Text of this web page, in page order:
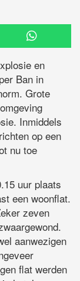
en
Ban in
Grote
Inmiddels
op een
nu toe
uur plaats
een woonflat.
zeven
aanwezigen
flat werden